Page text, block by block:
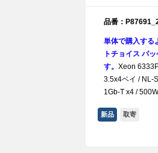
品番：
単体で購入する
トチョイス パ
す。 Xeon
3.5x4ベイ / NL-
1Gb-T x4 /
新品 取寄